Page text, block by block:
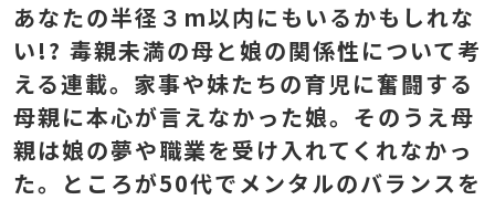
あなたの半径３m以内にもいるかもしれな
い!? 毒親未満の母と娘の関係性について考
える連載。家事や妹たちの育児に奮闘する
母親に本心が言えなかった娘。そのうえ母
親は娘の夢や職業を受け入れてくれなかっ
た。ところが50代でメンタルのバランスを